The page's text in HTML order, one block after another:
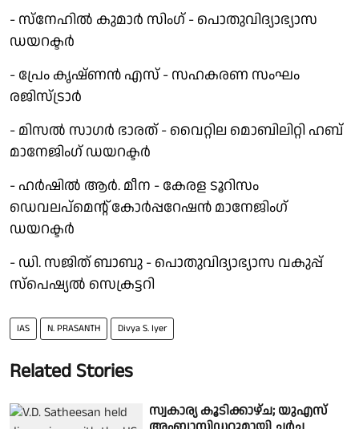
- സ്നേഹിൽ കുമാർ സിംഗ് - പൊതുവിദ്യാഭ്യാസ
ഡയറക്ടർ
- പ്രേം കൃഷ്ണൻ എസ് - സഹകരണ സംഘം
രജിസ്ട്രാർ
- മിസൽ സാഗർ ഭാരത് - വൈറ്റില മൊബിലിറ്റി ഹബ്
മാനേജിംഗ് ഡയറക്ടർ
- ഹർഷിൽ ആർ. മീന - കേരള ടൂറിസം
ഡെവലപ്‌മെന്റ് കോർപ്പറേഷൻ മാനേജിംഗ്
ഡയറക്ടർ
- ഡി. സജിത് ബാബു - പൊതുവിദ്യാഭ്യാസ വകുപ്പ്
സ്പെഷ്യൽ സെക്രട്ടറി
IAS N. PRASANTH Divya S. Iyer
Related Stories
സ്വകാര്യ കൂടിക്കാഴ്ച; യുഎസ്